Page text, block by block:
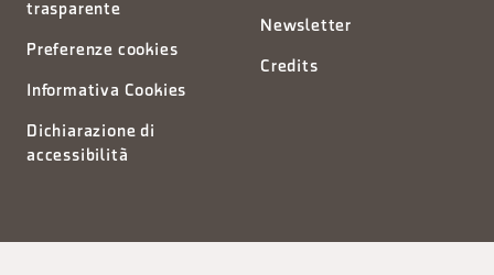
trasparente
Preferenze cookies
Informativa Cookies
Dichiarazione di
accessibilità
Newsletter
Credits